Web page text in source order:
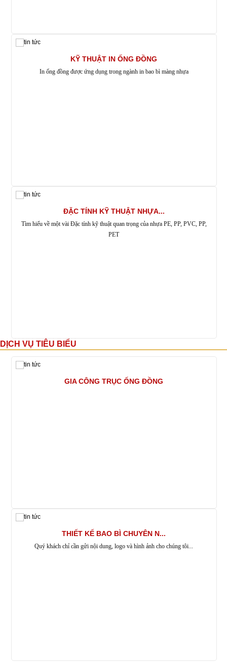
KỸ THUẬT IN ỐNG ĐỒNG
In ống đồng được ứng dụng trong ngành in bao bì màng nhựa
ĐẶC TÍNH KỸ THUẬT NHỰA...
Tìm hiểu về một vài Đặc tính kỹ thuật quan trọng của nhựa PE, PP, PVC, PP,
PET
DỊCH VỤ TIÊU BIỂU
GIA CÔNG TRỤC ỐNG ĐỒNG
THIẾT KẾ BAO BÌ CHUYÊN N...
Quý khách chỉ cần gửi nội dung, logo và hình ảnh cho chúng tôi...